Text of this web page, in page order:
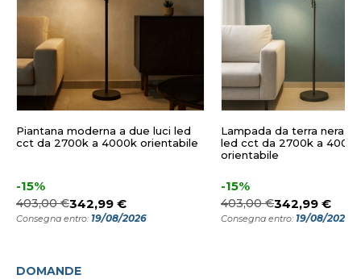
Piantana moderna a due luci led
cct da 2700k a 4000k orientabile
-15%
403,00 €342,99 €
Consegna entro: 19/08/2026
Lampada da terra nera
led cct da 2700k a 4000k
orientabile
-15%
403,00 €342,99 €
Consegna entro: 19/08/2026
DOMANDE